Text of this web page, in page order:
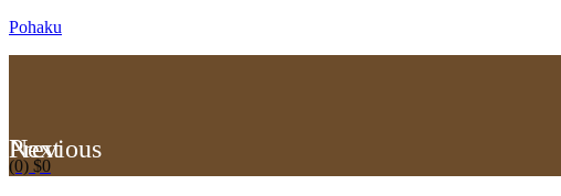
Pohaku
Previous
Next
(0) $0